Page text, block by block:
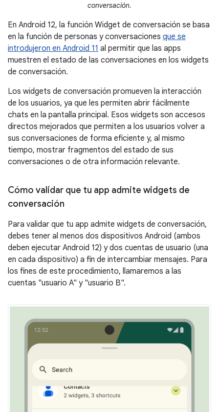
conversación.
En Android 12, la función Widget de conversación se basa
en la función de personas y conversaciones que se
introdujeron en Android 11 al permitir que las apps
muestren el estado de las conversaciones en los widgets
de conversación.
Los widgets de conversación promueven la interacción
de los usuarios, ya que les permiten abrir fácilmente
chats en la pantalla principal. Esos widgets son accesos
directos mejorados que permiten a los usuarios volver a
sus conversaciones de forma eficiente y, al mismo
tiempo, mostrar fragmentos del estado de sus
conversaciones o de otra información relevante.
Cómo validar que tu app admite widgets de
conversación
Para validar que tu app admite widgets de conversación,
debes tener al menos dos dispositivos Android (ambos
deben ejecutar Android 12) y dos cuentas de usuario (una
en cada dispositivo) a fin de intercambiar mensajes. Para
los fines de este procedimiento, llamaremos a las
cuentas "usuario A" y "usuario B".